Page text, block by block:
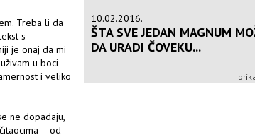
Treba li da
s
je onaj da mi
u boci
i veliko
ne dopadaju,
– od
10.02.2016.
ŠTA SVE JEDAN MAGNUM
DA URADI ČOVEKU...